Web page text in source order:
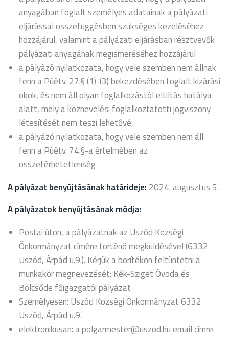
anyagában foglalt személyes adatainak a pályázati
eljárással összefüggésben szükséges kezeléséhez
hozzájárul, valamint a pályázati eljárásban résztvevők
pályázati anyagának megismeréséhez hozzájárul
a pályázó nyilatkozata, hogy vele szemben nem állnak
fenn a Púétv. 27.§ (1)-(3) bekezdésében foglalt kizárási
okok, és nem áll olyan foglalkozástól eltiltás hatálya
alatt, mely a köznevelési foglalkoztatotti jogviszony
létesítését nem teszi lehetővé,
a pályázó nyilatkozata, hogy vele szemben nem áll
fenn a Púétv. 74.§-a értelmében az
összeférhetetlenség
A pályázat benyújtásának határideje: 2024. augusztus 5.
A pályázatok benyújtásának módja:
Postai úton, a pályázatnak az Uszód Községi
Önkormányzat címére történő megküldésével (6332
Uszód, Árpád u.9.). Kérjük a borítékon feltüntetni a
munkakör megnevezését: Kék-Sziget Óvoda és
Bölcsőde főigazgatói pályázat
Személyesen: Uszód Községi Önkormányzat 6332
Uszód, Árpád u.9.
elektronikusan: apolgarmester@uszod.huemail címre.